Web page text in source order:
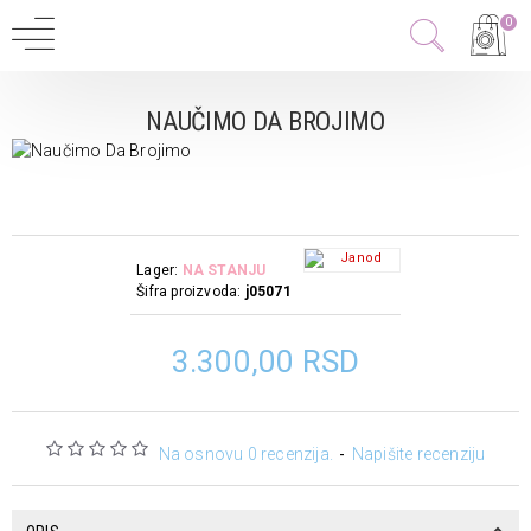
0
NAUČIMO DA BROJIMO
Na osnovu 0 recenzija. - Napišite recenziju
3.300,00 RSD
Lager: NA STANJU
Šifra proizvoda: j05071